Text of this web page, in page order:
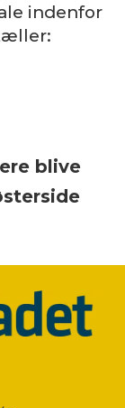
indenfor
blive